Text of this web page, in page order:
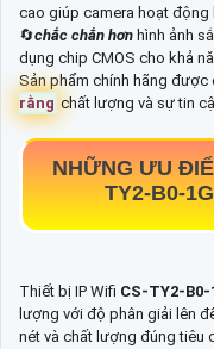
cao giúp camera hoạt động
🔄chắc chắn hơn hình ảnh
dụng chip CMOS cho khả
Sản phẩm chính hãng được
rằng chất lượng và sự tin
NHỮNG ƯU
TY2-B0-
Thiết bị IP Wifi CS-TY2-B0-
lượng với độ phân giải lên
nét và chất lượng đúng tiêu